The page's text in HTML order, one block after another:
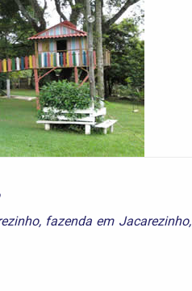
, fazenda em Jacarezinho,